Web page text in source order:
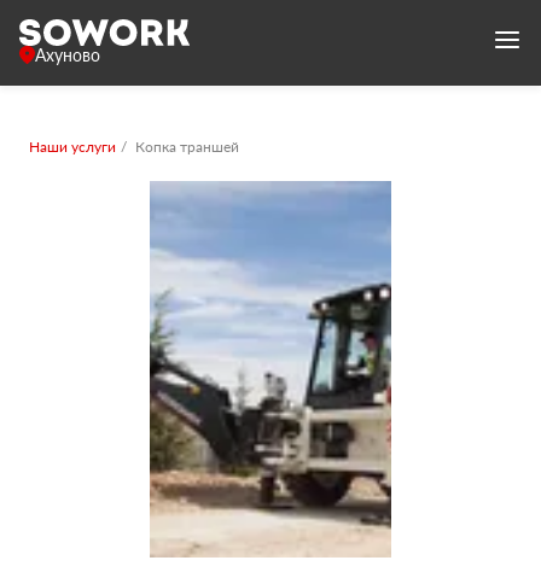
Ахуново
Наши услуги Копка траншей